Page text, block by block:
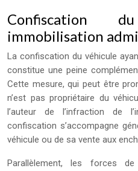
Confiscation
immobilisation
La confiscation du véhicule
constitue une peine
Cette mesure, qui peut être
n’est pas propriétaire du
l’auteur de l’infraction de
confiscation s’accompagne
véhicule ou de sa vente aux
Parallèlement, les forces